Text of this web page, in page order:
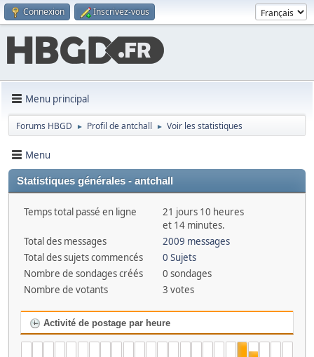
Connexion Inscrivez-vous
Menu principal
Forums HBGD ► Profil de antchall ► Voir les statistiques
Menu
Statistiques générales - antchall
Temps total passé en ligne
21 jours 10 heures
et 14 minutes.
Total des messages
2009 messages
Total des sujets commencés
0 Sujets
Nombre de sondages créés
0 sondages
Nombre de votants
3 votes
Activité de postage par heure